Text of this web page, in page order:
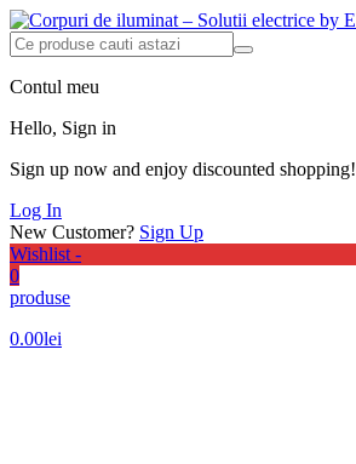
Contul meu
Hello, Sign in
Sign up now and enjoy discounted shopping!
Log In
New Customer? Sign Up
Wishlist -
0
produse
0.00lei